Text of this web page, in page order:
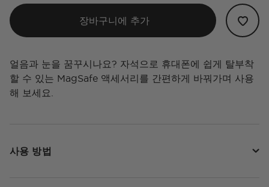
장바구니에 추가
얼음과 눈을 꿈꾸시나요? 자석으로 휴대폰에 쉽게 탈부착
할 수 있는 MagSafe 액세서리를 간편하게 바꿔가며 사용
해 보세요.
사용 방법